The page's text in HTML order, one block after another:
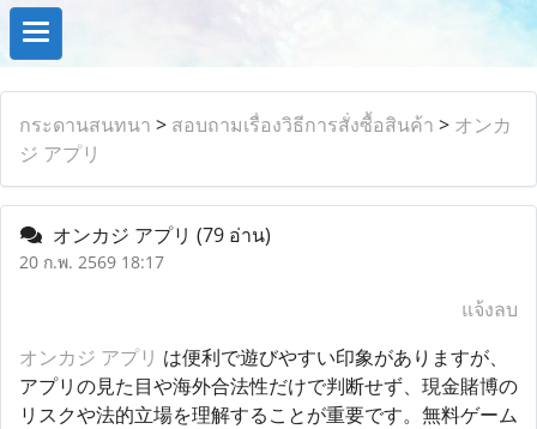
กระดานสนทนา > สอบถามเรื่องวิธีการสั่งซื้อสินค้า > オンカ
ジ アプリ
オンカジ アプリ (79 อ่าน)
20 ก.พ. 2569 18:17
แจ้งลบ
オンカジ アプリ は便利で遊びやすい印象がありますが、
アプリの見た目や海外合法性だけで判断せず、現金賭博の
リスクや法的立場を理解することが重要です。無料ゲーム